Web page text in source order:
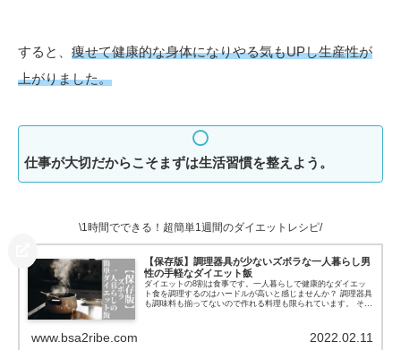
すると、 痩せて健康的な身体になりやる気もUPし生産性が
上がりました。
仕事が大切だからこそまずは生活習慣を整えよう。
\1時間でできる！超簡単1週間のダイエットレシピ/
【保存版】調理器具が少ないズボラな一人暮らし男
性の手軽なダイエット飯
ダイエットの8割は食事です。一人暮らしで健康的なダイエッ
ト食を調理するのはハードルが高いと感じませんか？ 調理器具
も調味料も揃ってないので作れる料理も限られています。 そん
www.bsa2ribe.com 2022.02.11